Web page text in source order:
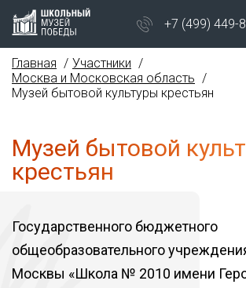
+7 (499) 449-
Главная
Участники
Москва и Московская область
Музей бытовой культуры крестьян
Музей бытовой
крестьян
Государственного бюджетного
общеобразовательного
Москвы «Школа № 2010 имени